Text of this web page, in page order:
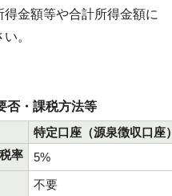
金額等や合計所得金額に
。
否・課税方法等
特定口座（源泉徴収口座
率
5%
不要